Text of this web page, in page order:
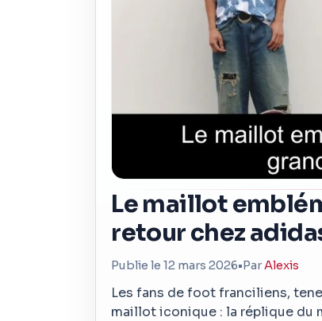
Le maillot
retour chez
Publie le 12 mars 2026•ParAlexis
Les fans de foot franciliens,
maillot iconique : la réplique du